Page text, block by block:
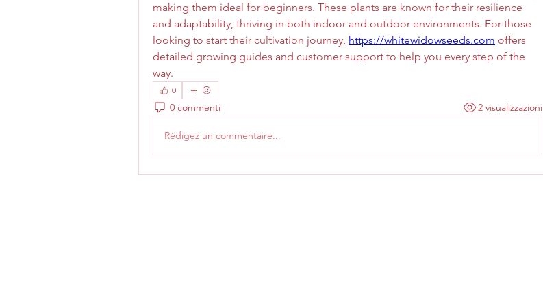
making them ideal for beginners. These plants are known for their resilience
and adaptability, thriving in both indoor and outdoor environments. For those
looking to start their cultivation journey, https://whitewidowseeds.com offers
detailed growing guides and customer support to help you every step of the
way.
0
0 commenti 2 visualizzazioni
Rédigez un commentaire...